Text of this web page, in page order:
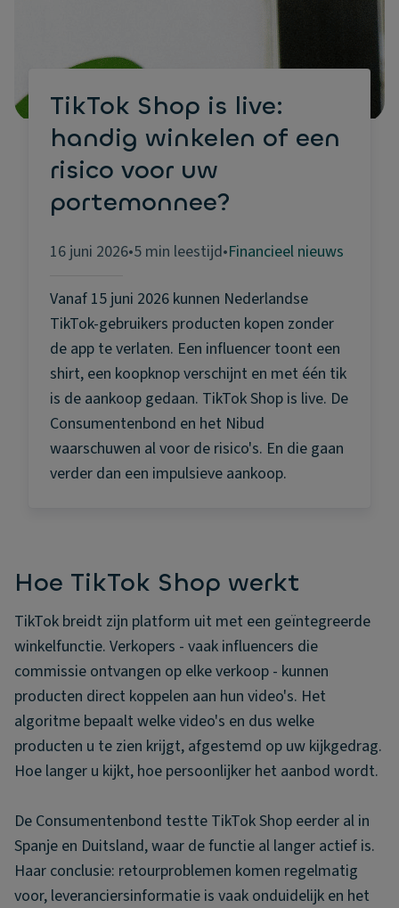
TikTok Shop is live:
handig winkelen of een
risico voor uw
portemonnee?
16 juni 2026•5 min leestijd•Financieel nieuws
Vanaf 15 juni 2026 kunnen Nederlandse
TikTok-gebruikers producten kopen zonder
de app te verlaten. Een influencer toont een
shirt, een koopknop verschijnt en met één tik
is de aankoop gedaan. TikTok Shop is live. De
Consumentenbond en het Nibud
waarschuwen al voor de risico's. En die gaan
verder dan een impulsieve aankoop.
Hoe TikTok Shop werkt
TikTok breidt zijn platform uit met een geïntegreerde
winkelfunctie. Verkopers - vaak influencers die
commissie ontvangen op elke verkoop - kunnen
producten direct koppelen aan hun video's. Het
algoritme bepaalt welke video's en dus welke
producten u te zien krijgt, afgestemd op uw kijkgedrag.
Hoe langer u kijkt, hoe persoonlijker het aanbod wordt.
De Consumentenbond testte TikTok Shop eerder al in
Spanje en Duitsland, waar de functie al langer actief is.
Haar conclusie: retourproblemen komen regelmatig
voor, leveranciersinformatie is vaak onduidelijk en het